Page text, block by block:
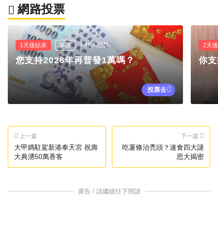
網路投票
1天後結束 單選 3.4K人已投
您支持2026年再普發1萬嗎？
投票去
2天
你
上一篇
大甲媽駐駕新港奉天宮 祝壽
大典湧50萬香客
下一篇
吃薯條治禿頭？速食四大謎
思大揭密
廣告 / 請繼續往下閱讀